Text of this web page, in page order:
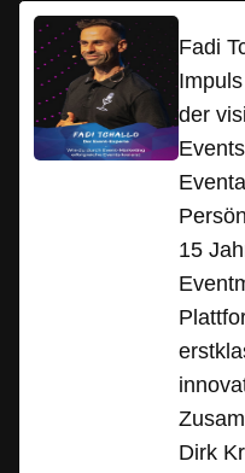
Fadi
der
15
Dirk